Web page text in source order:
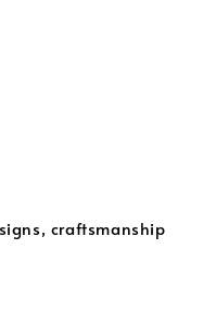
craftsmanship